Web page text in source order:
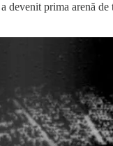
devenit prima arenă